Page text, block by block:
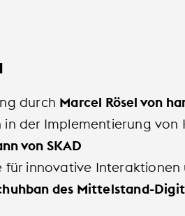
durch Marcel Rösel von
in der Implementierung von
von SKAD
für innovative
des Mittelstand-